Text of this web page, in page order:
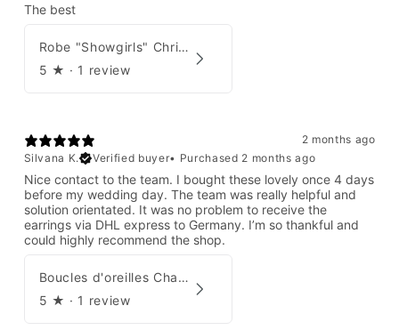
The best
Robe "Showgirls" Christian Dior par John Galliano Été 2003
5 ★ · 1 review
2 months ago
Silvana K.
Verified buyer• Purchased 2 months ago
Nice contact to the team. I bought these lovely once 4 days
before my wedding day. The team was really helpful and
solution orientated. It was no problem to receive the
earrings via DHL express to Germany. I’m so thankful and
could highly recommend the shop.
Boucles d'oreilles Chanel par Karl Lagerfeld 2008
5 ★ · 1 review